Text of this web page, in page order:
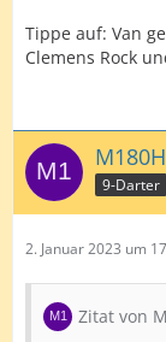
Tippe auf: Van
Clemens Rock
M180H
9-Darter
2. Januar 2023 um
Zitat von